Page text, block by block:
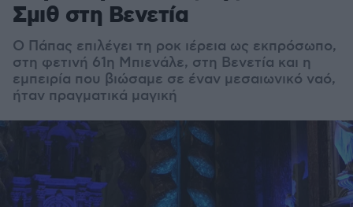
Σμιθ στη Βενετία
Ο Πάπας επιλέγει τη ροκ ιέρεια ως εκπρόσωπο,
στη φετινή 61η Μπιενάλε, στη Βενετία και η
εμπειρία που βιώσαμε σε έναν μεσαιωνικό ναό,
ήταν πραγματικά μαγική